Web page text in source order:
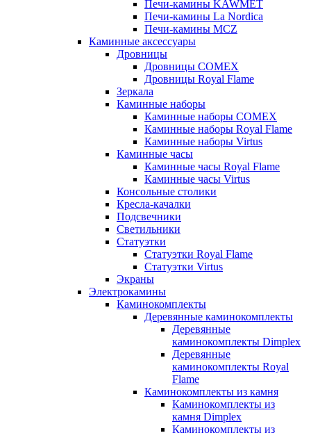
Печи-камины KAWMET
Печи-камины La Nordica
Печи-камины MCZ
Каминные аксессуары
Дровницы
Дровницы COMEX
Дровницы Royal Flame
Зеркала
Каминные наборы
Каминные наборы COMEX
Каминные наборы Royal Flame
Каминные наборы Virtus
Каминные часы
Каминные часы Royal Flame
Каминные часы Virtus
Консольные столики
Кресла-качалки
Подсвечники
Светильники
Статуэтки
Статуэтки Royal Flame
Статуэтки Virtus
Экраны
Электрокамины
Каминокомплекты
Деревянные каминокомплекты
Деревянные
каминокомплекты Dimplex
Деревянные
каминокомплекты Royal
Flame
Каминокомплекты из камня
Каминокомплекты из
камня Dimplex
Каминокомплекты из